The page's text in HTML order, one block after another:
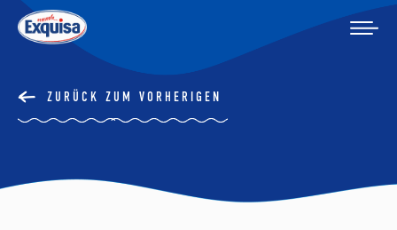
ZURÜCK ZUM VORHERIGEN